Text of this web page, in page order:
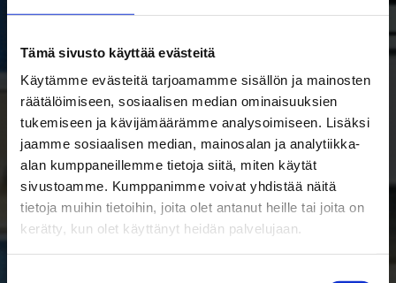
Tämä sivusto käyttää evästeitä
Käytämme evästeitä tarjoamamme sisällön ja mainosten
räätälöimiseen, sosiaalisen median ominaisuuksien
tukemiseen ja kävijämäärämme analysoimiseen. Lisäksi
jaamme sosiaalisen median, mainosalan ja analytiikka-
alan kumppaneillemme tietoja siitä, miten käytät
sivustoamme. Kumppanimme voivat yhdistää näitä
tietoja muihin tietoihin, joita olet antanut heille tai joita on
kerätty, kun olet käyttänyt heidän palvelujaan.
Niiralan Kulma
Urheilukatu 5
Urheilukatu 5, Kuopio